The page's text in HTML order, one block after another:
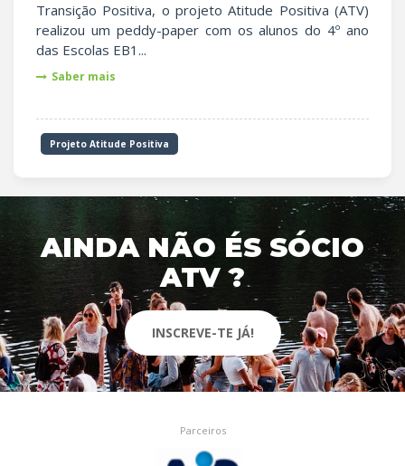
Transição Positiva, o projeto Atitude Positiva (ATV)
realizou um peddy-paper com os alunos do 4º ano
das Escolas EB1...
Saber mais
Projeto Atitude Positiva
AINDA NÃO ÉS SÓCIO
ATV ?
INSCREVE-TE JÁ!
Parceiros